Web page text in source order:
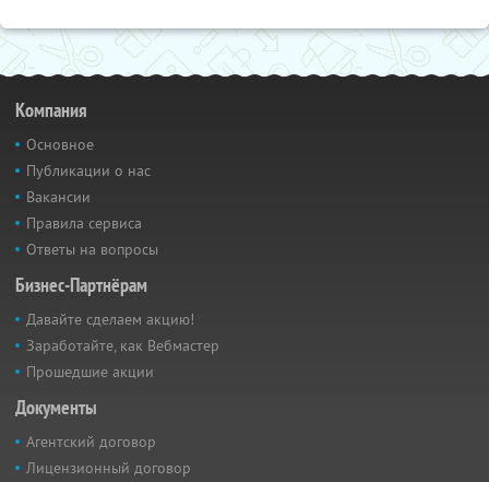
Компания
Основное
Публикации о нас
Вакансии
Правила сервиса
Ответы на вопросы
Бизнес-Партнёрам
Давайте сделаем акцию!
Заработайте, как Вебмастер
Прошедшие акции
Документы
Агентский договор
Лицензионный договор